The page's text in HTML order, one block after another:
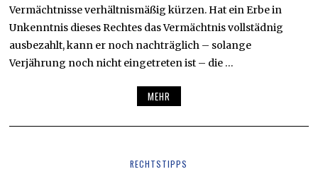
Vermächtnisse verhältnismäßig kürzen. Hat ein Erbe in
Unkenntnis dieses Rechtes das Vermächtnis vollstädnig
ausbezahlt, kann er noch nachträglich – solange
Verjährung noch nicht eingetreten ist – die …
MEHR
RECHTSTIPPS